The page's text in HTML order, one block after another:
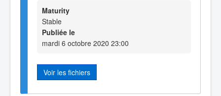
Maturity
Stable
Publiée le
mardi 6 octobre 2020 23:00
Voir les fichiers